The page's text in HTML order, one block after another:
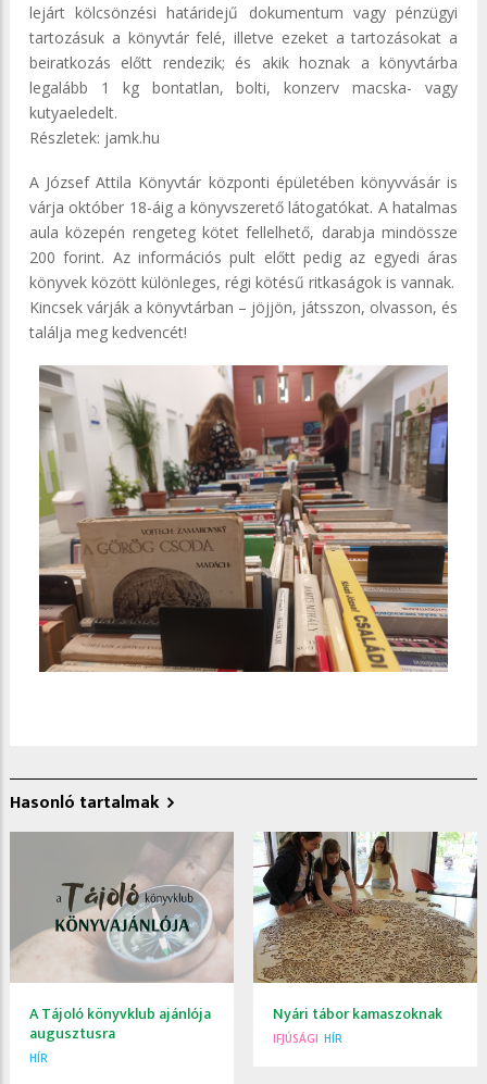
lejárt kölcsönzési határidejű dokumentum vagy pénzügyi
tartozásuk a könyvtár felé, illetve ezeket a tartozásokat a
beiratkozás előtt rendezik; és akik hoznak a könyvtárba
legalább 1 kg bontatlan, bolti, konzerv macska- vagy
kutyaeledelt.
Részletek: jamk.hu
A József Attila Könyvtár központi épületében könyvvásár is
várja október 18-áig a könyvszerető látogatókat. A hatalmas
aula közepén rengeteg kötet fellelhető, darabja mindössze
200 forint. Az információs pult előtt pedig az egyedi áras
könyvek között különleges, régi kötésű ritkaságok is vannak.
Kincsek várják a könyvtárban – jöjjön, játsszon, olvasson, és
találja meg kedvencét!
Hasonló tartalmak
A Tájoló könyvklub ajánlója
augusztusra
HÍR
Nyári tábor kamaszoknak
IFJÚSÁGI HÍR